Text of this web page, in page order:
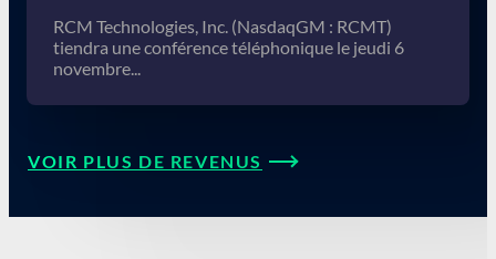
RCM Technologies, Inc. (NasdaqGM : RCMT)
tiendra une conférence téléphonique le jeudi 6
novembre...
VOIR PLUS DE REVENUS